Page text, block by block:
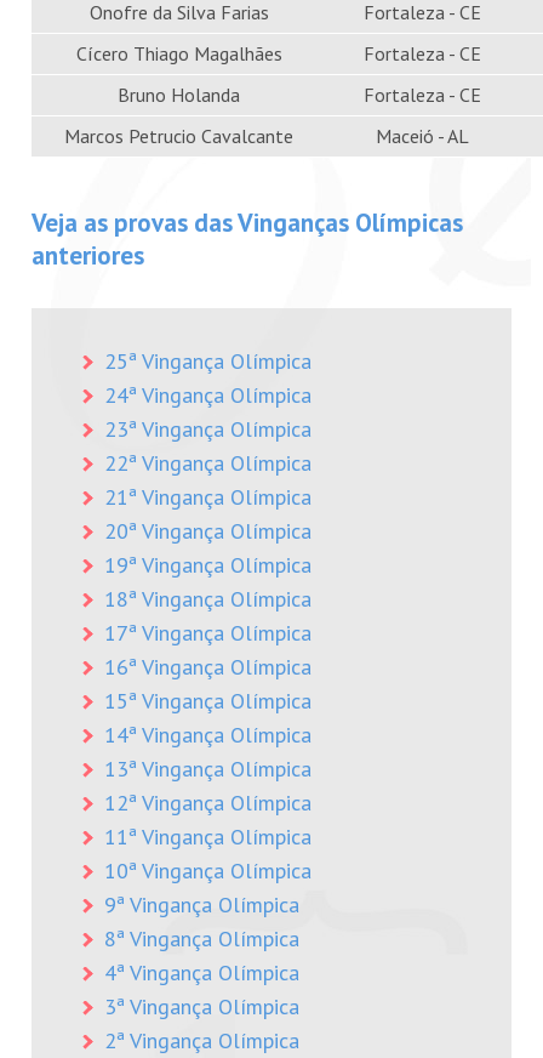
Onofre da Silva Farias
Fortaleza - CE
Cícero Thiago Magalhães
Fortaleza - CE
Bruno Holanda
Fortaleza - CE
Marcos Petrucio Cavalcante
Maceió - AL
Veja as provas das Vinganças Olímpicas
anteriores
25ª Vingança Olímpica
24ª Vingança Olímpica
23ª Vingança Olímpica
22ª Vingança Olímpica
21ª Vingança Olímpica
20ª Vingança Olímpica
19ª Vingança Olímpica
18ª Vingança Olímpica
17ª Vingança Olímpica
16ª Vingança Olímpica
15ª Vingança Olímpica
14ª Vingança Olímpica
13ª Vingança Olímpica
12ª Vingança Olímpica
11ª Vingança Olímpica
10ª Vingança Olímpica
9ª Vingança Olímpica
8ª Vingança Olímpica
4ª Vingança Olímpica
3ª Vingança Olímpica
2ª Vingança Olímpica